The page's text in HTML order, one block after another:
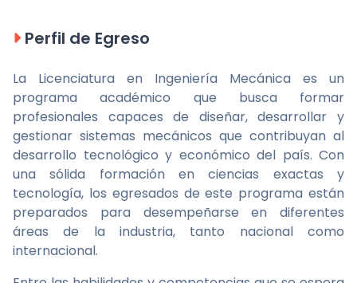
Perfil de Egreso
La Licenciatura en Ingeniería Mecánica es un
programa académico que busca formar
profesionales capaces de diseñar, desarrollar y
gestionar sistemas mecánicos que contribuyan al
desarrollo tecnológico y económico del país. Con
una sólida formación en ciencias exactas y
tecnología, los egresados de este programa están
preparados para desempeñarse en diferentes
áreas de la industria, tanto nacional como
internacional.